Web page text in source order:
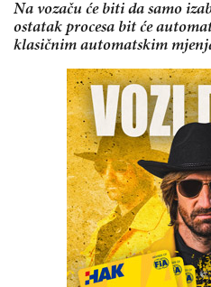
Na vozaču će biti da samo
ostatak procesa bit će
klasičnim automatskim